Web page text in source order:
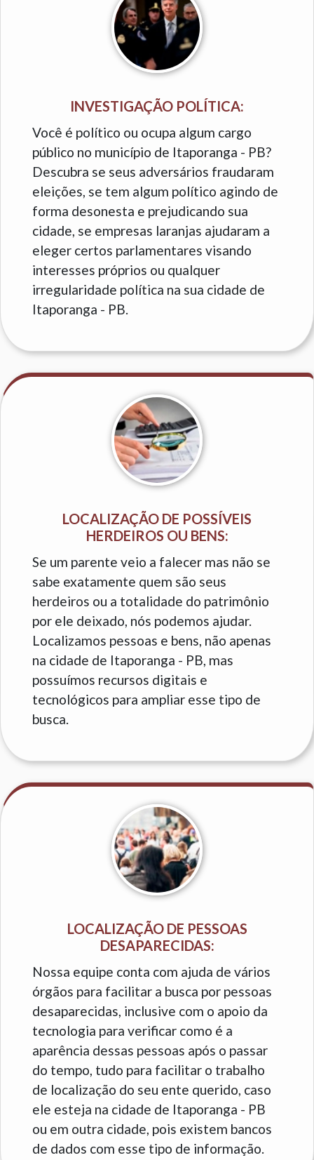
INVESTIGAÇÃO POLÍTICA:
Você é político ou ocupa algum cargo
público no município de Itaporanga - PB?
Descubra se seus adversários fraudaram
eleições, se tem algum político agindo de
forma desonesta e prejudicando sua
cidade, se empresas laranjas ajudaram a
eleger certos parlamentares visando
interesses próprios ou qualquer
irregularidade política na sua cidade de
Itaporanga - PB.
LOCALIZAÇÃO DE POSSÍVEIS
HERDEIROS OU BENS:
Se um parente veio a falecer mas não se
sabe exatamente quem são seus
herdeiros ou a totalidade do patrimônio
por ele deixado, nós podemos ajudar.
Localizamos pessoas e bens, não apenas
na cidade de Itaporanga - PB, mas
possuímos recursos digitais e
tecnológicos para ampliar esse tipo de
busca.
LOCALIZAÇÃO DE PESSOAS
DESAPARECIDAS:
Nossa equipe conta com ajuda de vários
órgãos para facilitar a busca por pessoas
desaparecidas, inclusive com o apoio da
tecnologia para verificar como é a
aparência dessas pessoas após o passar
do tempo, tudo para facilitar o trabalho
de localização do seu ente querido, caso
ele esteja na cidade de Itaporanga - PB
ou em outra cidade, pois existem bancos
de dados com esse tipo de informação.